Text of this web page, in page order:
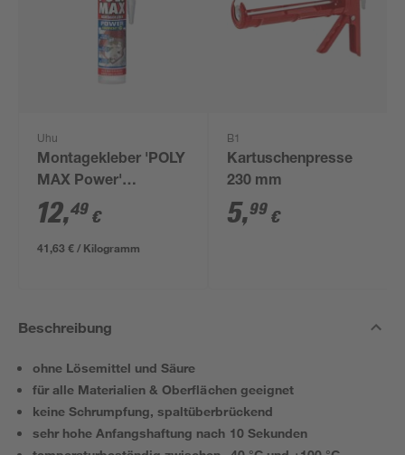
Uhu
Montagekleber 'POLY
MAX Power'
transparent 300 g
12,49 €
41,63 € / Kilogramm
B1
Kartuschenpresse
230 mm
5,99 €
Beschreibung
ohne Lösemittel und Säure
für alle Materialien & Oberflächen geeignet
keine Schrumpfung, spaltüberbrückend
sehr hohe Anfangshaftung nach 10 Sekunden